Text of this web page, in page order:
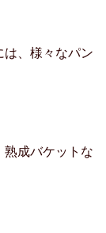
は、様々なパン
熟成バケットな